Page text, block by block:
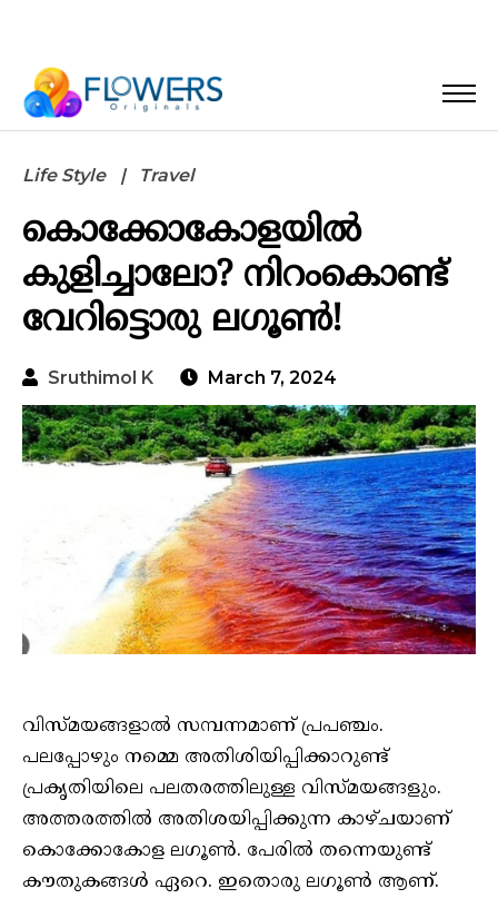
Life Style Travel
കൊക്കോകോളയിൽ
കുളിച്ചാലോ? നിറംകൊണ്ട്
വേറിട്ടൊരു ലഗൂൺ!
Sruthimol K March 7, 2024
വിസ്മയങ്ങളാല്‍ സമ്പന്നമാണ് പ്രപഞ്ചം.
പലപ്പോഴും നമ്മെ അതിശിയിപ്പിക്കാറുണ്ട്
പ്രകൃതിയിലെ പലതരത്തിലുള്ള വിസ്മയങ്ങളും.
അത്തരത്തില്‍ അതിശയിപ്പിക്കുന്ന കാഴ്ചയാണ്
കൊക്കോകോള ലഗൂണ്‍. പേരില്‍ തന്നെയുണ്ട്
കൗതുകങ്ങള്‍ ഏറെ. ഇതൊരു ലഗൂണ്‍ ആണ്.